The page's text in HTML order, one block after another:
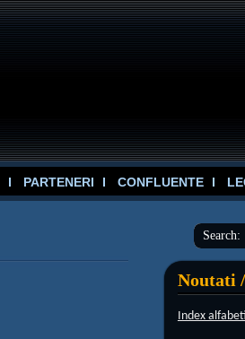
PARTENERI CONFLUENTE
Search:
Noutati
Index